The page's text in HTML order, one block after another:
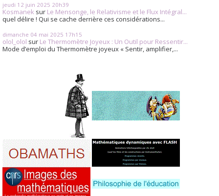
jeudi 12 juin 2025 20h39
Kosmanek sur Le Mensonge, le Relativisme et le Flux Intégral...
quel délire ! Qui se cache derrière ces considérations...
dimanche 04 mai 2025 17h15
olol_olol sur Le Thermomètre Joyeux : Un Outil pour Ressentir...
Mode d’emploi du Thermomètre joyeux « Sentir, amplifier,...